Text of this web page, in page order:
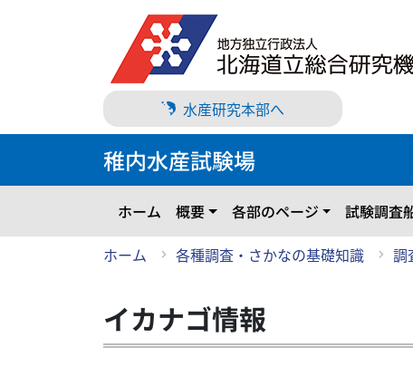
ン
に
水産研究本部へ
稚内水産試験場
ホーム 概要 各部のページ 試験調査
ホーム
各種調査・さかなの基礎知識 調
イカナゴ情報